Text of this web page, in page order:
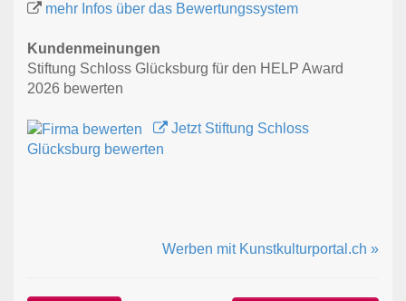
mehr Infos über das Bewertungssystem
Kundenmeinungen
Stiftung Schloss Glücksburg für den HELP Award
2026 bewerten
Jetzt Stiftung Schloss
Glücksburg bewerten
Werben mit Kunstkulturportal.ch »